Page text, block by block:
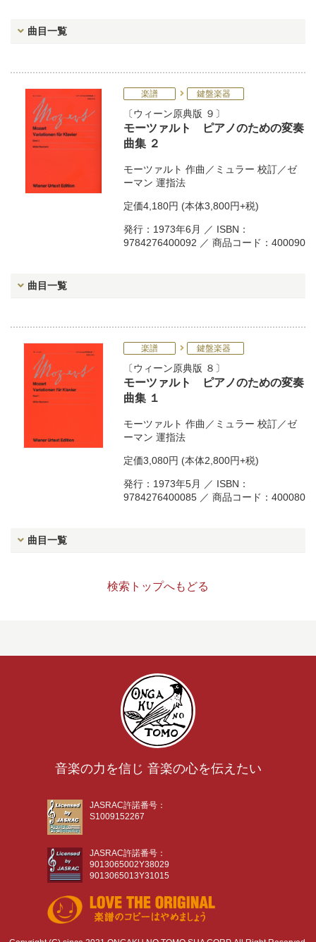
曲目一覧
楽譜 鍵盤楽器
ウィーン原典版 ９
モーツァルト ピアノのための変奏
曲集 ２
モーツァルト 作曲／ ミュラー 校訂／ゼ
ーマン 運指法
定価4,180円 (本体3,800円+税)
発行：1973年6月 ／ ISBN：
9784276400092 ／ 商品コード：400090
曲目一覧
楽譜 鍵盤楽器
ウィーン原典版 ８
モーツァルト ピアノのための変奏
曲集 １
モーツァルト 作曲／ ミュラー 校訂／ゼ
ーマン 運指法
定価3,080円 (本体2,800円+税)
発行：1973年5月 ／ ISBN：
9784276400085 ／ 商品コード：400080
曲目一覧
検索トップへもどる
音楽の力を信じ 音楽の心を伝えたい
JASRAC許諾番号：
S1009152267
JASRAC許諾番号：
9013065002Y38029
9013065013Y31015